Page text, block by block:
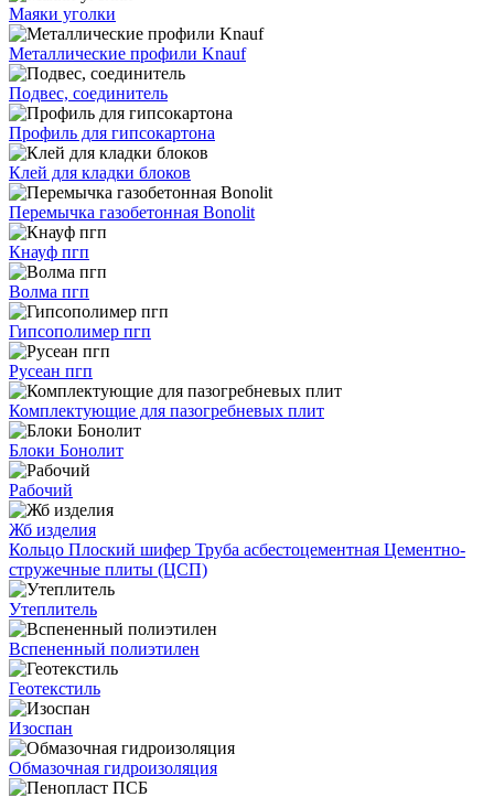
Маяки уголки
Металлические профили Knauf
Подвес, соединитель
Профиль для гипсокартона
Клей для кладки блоков
Перемычка газобетонная Bonolit
Кнауф пгп
Волма пгп
Гипсополимер пгп
Русеан пгп
Комплектующие для пазогребневых плит
Блоки Бонолит
Рабочий
Жб изделия
Кольцо Плоский шифер Труба асбестоцементная Цементно-
стружечные плиты (ЦСП)
Утеплитель
Вспененный полиэтилен
Геотекстиль
Изоспан
Обмазочная гидроизоляция